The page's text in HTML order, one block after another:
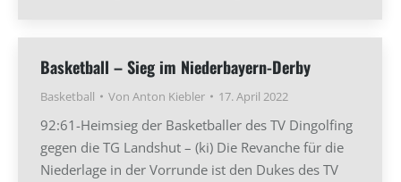
Basketball – Sieg im Niederbayern-Derby
Basketball Von Anton Kiebler 17. April 2022
92:61-Heimsieg der Basketballer des TV Dingolfing
gegen die TG Landshut – (ki) Die Revanche für die
Niederlage in der Vorrunde ist den Dukes des TV